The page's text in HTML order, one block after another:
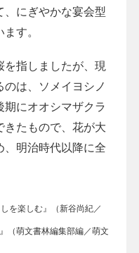
、にぎやかな宴会型
す。
を指しましたが、現
は、ソメイヨシノ
期にオオシマザクラ
きたもので、花が大
、明治時代以降に全
を楽しむ』（新谷尚紀／
（萌文書林編集部編／萌文